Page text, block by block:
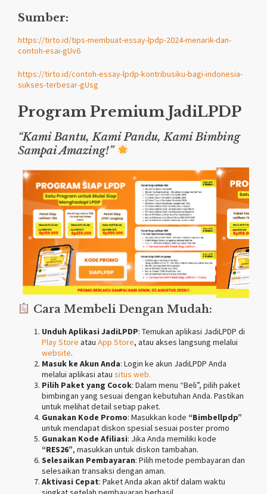
Sumber:
https://tirto.id/tips-membuat-essay-lpdp-2024-menarik-dan-
contoh-esai-gUv6
https://tirto.id/contoh-essay-lpdp-kontribusiku-bagi-indonesia-
sukses-terbesar-gUsg
Program Premium JadiLPDP
“Kami Bantu, Kami Pandu, Kami Bimbing
Sampai Amazing!”
Cara Membeli Dengan Mudah:
Unduh Aplikasi JadiLPDP: Temukan aplikasi JadiLPDP di
Play Store atau App Store, atau akses langsung melalui
website.
Masuk ke Akun Anda: Login ke akun JadiLPDP Anda
melalui aplikasi atau situs web.
Pilih Paket yang Cocok: Dalam menu “Beli”, pilih paket
bimbingan yang sesuai dengan kebutuhan Anda. Pastikan
untuk melihat detail setiap paket.
Gunakan Kode Promo: Masukkan kode “Bimbellpdp”
untuk mendapat diskon spesial sesuai poster promo
Gunakan Kode Afiliasi: Jika Anda memiliki kode
“RES26”, masukkan untuk diskon tambahan.
Selesaikan Pembayaran: Pilih metode pembayaran dan
selesaikan transaksi dengan aman.
Aktivasi Cepat: Paket Anda akan aktif dalam waktu